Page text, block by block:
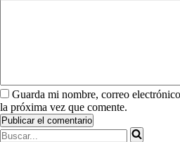
Guarda mi nombre, correo
la próxima vez que comente.
Buscar...